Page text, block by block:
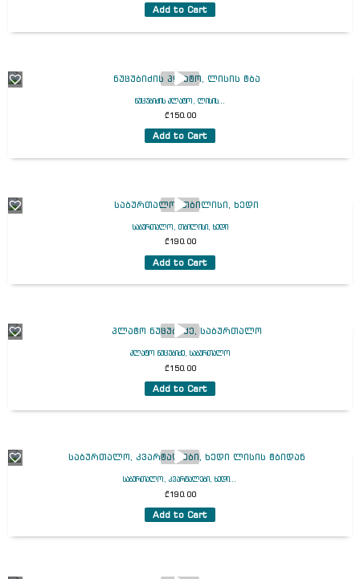
Add to Cart
ნუცუბიძის პლატო, ლისის...
₾150.00
Add to Cart
საბურთალო, თბილისი, ხედი
₾190.00
Add to Cart
პლატო ნუცუბიძე, საბურთალო
₾150.00
Add to Cart
საბურთალო, კვარტალები, ხედი...
₾190.00
Add to Cart